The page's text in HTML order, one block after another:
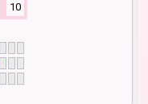
10